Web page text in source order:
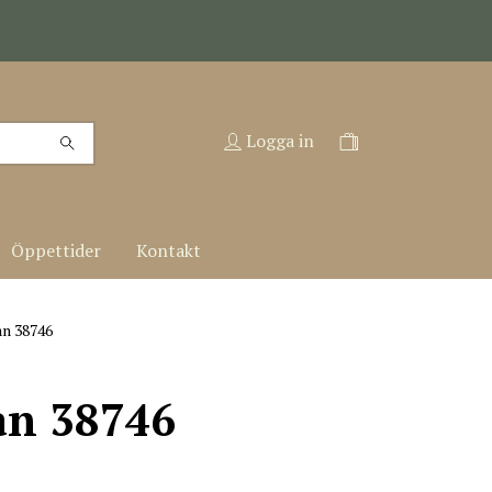
Logga in
Öppettider Kontakt
38746
38746